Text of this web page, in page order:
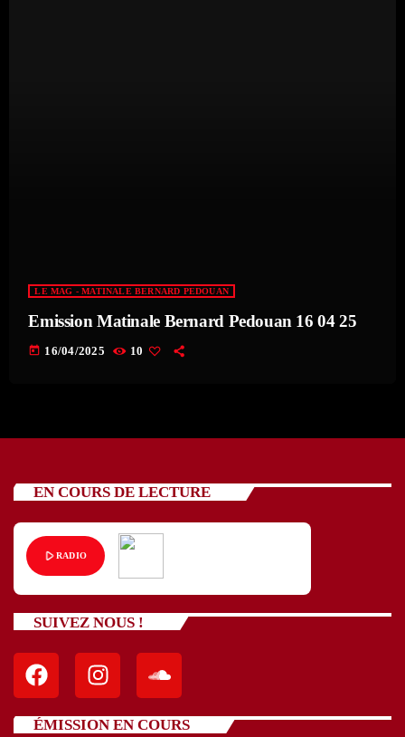
LE MAG - MATINALE BERNARD PEDOUAN
Emission Matinale Bernard Pedouan 16 04 25
today 16/04/2025 10
EN COURS DE LECTURE
play_arrowRADIO
SUIVEZ NOUS !
ÉMISSION EN COURS